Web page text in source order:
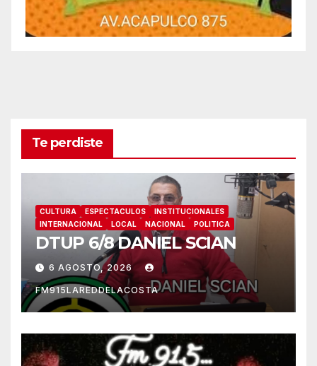
Te perdiste
CULTURA ESPECTACULOS
INSTITUCIONALES
INTERNACIONAL
LOCAL NACIONAL POLITICA
DTUP 6/8 DANIEL SCIAN
6 AGOSTO, 2026
FM915LAREDDELACOSTA